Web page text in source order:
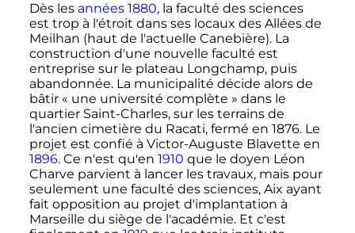
Dès les années 1880, la faculté des sciences
est trop à l'étroit dans ses locaux des Allées de
Meilhan (haut de l'actuelle Canebière). La
construction d'une nouvelle faculté est
entreprise sur le plateau Longchamp, puis
abandonnée. La municipalité décide alors de
bâtir « une université complète » dans le
quartier Saint-Charles, sur les terrains de
l'ancien cimetière du Racati, fermé en 1876. Le
projet est confié à Victor-Auguste Blavette en
1896. Ce n'est qu'en 1910 que le doyen Léon
Charve parvient à lancer les travaux, mais pour
seulement une faculté des sciences, Aix ayant
fait opposition au projet d'implantation à
Marseille du siège de l'académie. Et c'est